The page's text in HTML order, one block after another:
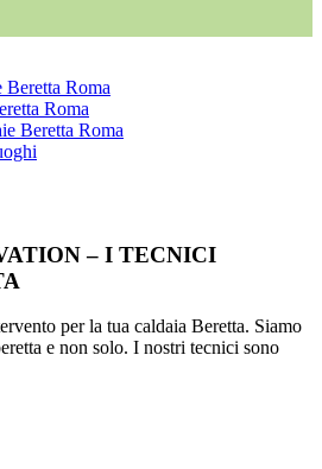
Beretta Roma
Roma
Beretta Roma
– I TECNICI
per la tua caldaia Beretta. Siamo
e non solo. I nostri tecnici sono